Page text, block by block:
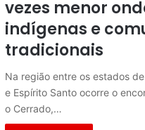
vezes menor
indígenas e
tradicionais
Na região entre os estados
e Espírito Santo ocorre o
o Cerrado,…